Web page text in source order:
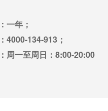
一年；
4000-134-913；
周一至周日：8:00-20:00